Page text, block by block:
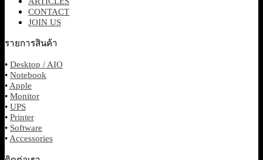
CONTACT
JOIN US
รายการสินค้า
• Desktop / AIO
• Notebook
•Apple
• Monitor
• UPS
• Printer
• Software
•Accessories